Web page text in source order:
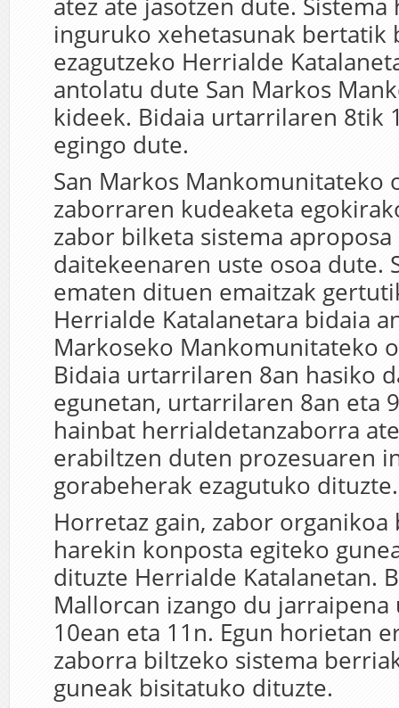
atez ate jasotzen dute.
inguruko xehetasunak bertatik
ezagutzeko Herrialde
antolatu dute San Markos
kideek. Bidaia urtarrilaren 8tik
egingo dute.
San Markos Mankomunitateko
zaborraren kudeaketa
zabor bilketa sistema aproposa
daitekeenaren uste osoa dute.
ematen dituen emaitzak
Herrialde Katalanetara bidaia
Markoseko Mankomunitateko
Bidaia urtarrilaren 8an hasiko
egunetan, urtarrilaren 8an eta
hainbat herrialdetanzaborra
erabiltzen duten prozesuaren
gorabeherak ezagutuko dituzte.
Horretaz gain, zabor organikoa
harekin konposta egiteko
dituzte Herrialde Katalanetan.
Mallorcan izango du
10ean eta 11n. Egun horietan
zaborra biltzeko sistema
guneak bisitatuko dituzte.